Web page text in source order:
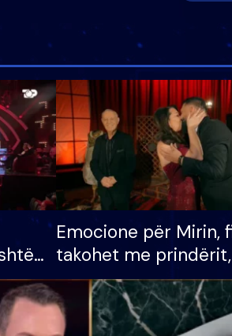
për
Emocione për Mirin,
takohet me prindërit,
vajzën dhe
S’kemi ndonjë letër
apo jo?